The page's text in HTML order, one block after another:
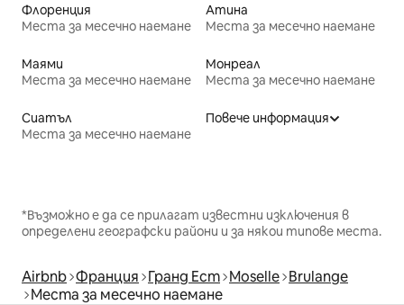
Флоренция
Места за месечно наемане
Атина
Места за месечно наемане
Маями
Места за месечно наемане
Монреал
Места за месечно наемане
Сиатъл
Места за месечно наемане
Повече информация
*Възможно е да се прилагат известни изключения в
определени географски райони и за някои типове места.
Airbnb Франция Гранд Ест Moselle Brulange
Места за месечно наемане